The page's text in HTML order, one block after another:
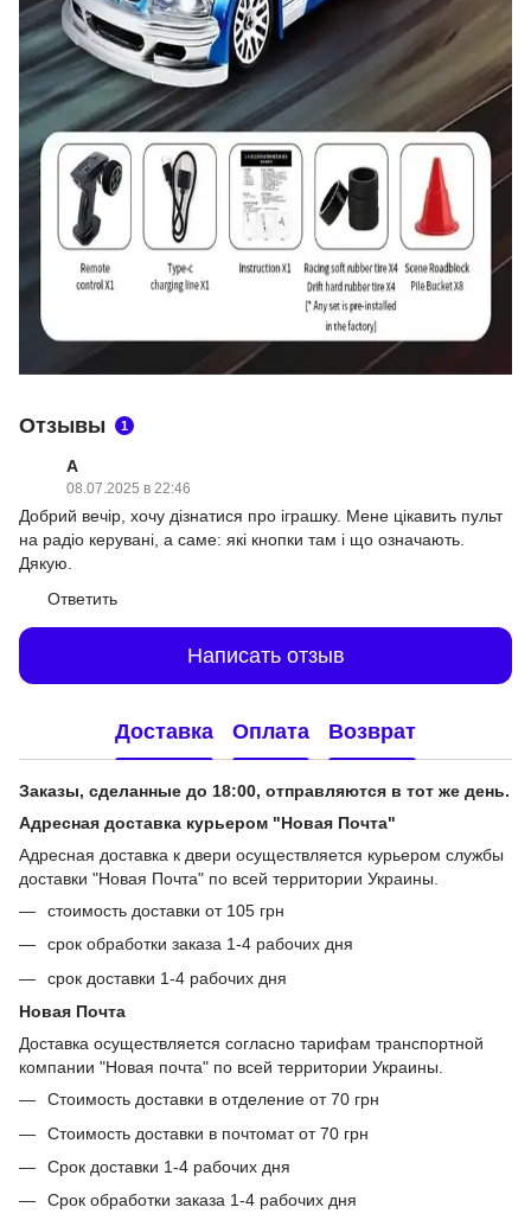
Отзывы 1
А
08.07.2025 в 22:46
Добрий вечір, хочу дізнатися про іграшку. Мене цікавить пульт
на радіо керувані, а саме: які кнопки там і що означають.
Дякую.
Ответить
Написать отзыв
Доставка Оплата Возврат
Заказы, сделанные до 18:00, отправляются в тот же день.
Адресная доставка курьером "Новая Почта"
Адресная доставка к двери осуществляется курьером службы
доставки "Новая Почта" по всей территории Украины.
стоимость доставки от 105 грн
срок обработки заказа 1-4 рабочих дня
срок доставки 1-4 рабочих дня
Новая Почта
Доставка осуществляется согласно тарифам транспортной
компании "Новая почта" по всей территории Украины.
Стоимость доставки в отделение от 70 грн
Стоимость доставки в почтомат от 70 грн
Срок доставки 1-4 рабочих дня
Срок обработки заказа 1-4 рабочих дня